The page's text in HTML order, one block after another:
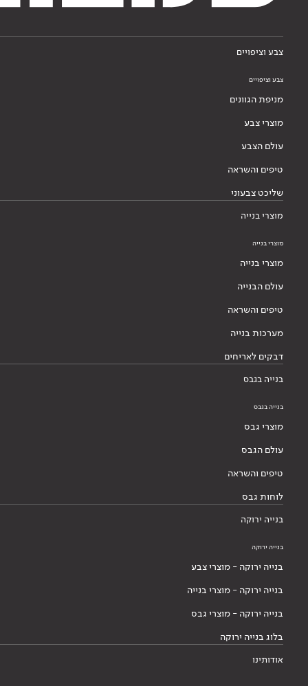
צבע וציפויים
צבע וציפויים
מניפת הגוונים
מוצרי צבע
עולם הצבע
טיפים והשראה
שליכט צבעוני
מוצרי בנייה
מוצרי בנייה
מוצרי בנייה
עולם הבנייה
טיפים והשראה
מערכות בנייה
דבקים לאריחים
בנייה בגבס
בנייה בגבס
מוצרי גבס
עולם הגבס
טיפים והשראה
לוחות גבס
בנייה ירוקה
בנייה ירוקה
בנייה ירוקה - מוצרי צבע
בנייה ירוקה - מוצרי בנייה
בנייה ירוקה - מוצרי גבס
בלוג בנייה ירוקה
אודותינו